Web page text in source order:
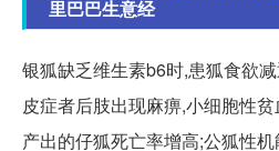
里巴巴生意经
银狐缺乏维生素b6时,患狐食欲
皮症者后肢出现麻痹,小细胞性
产出的仔狐死亡率增高;公狐性